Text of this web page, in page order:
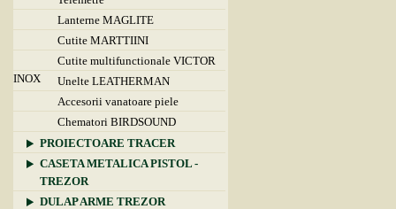
Lanterne MAGLITE
Cutite MARTTIINI
Cutite multifunctionale VICTOR
INOX
Unelte LEATHERMAN
Accesorii vanatoare piele
Chematori BIRDSOUND
PROIECTOARE TRACER
CASETA METALICA PISTOL -
TREZOR
DULAP ARME TREZOR